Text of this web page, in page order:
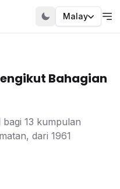
Malay
Bahagian
13 kumpulan
dari 1961